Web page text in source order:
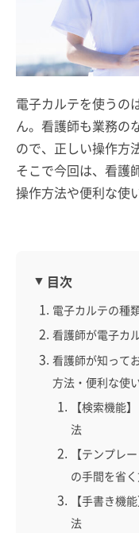
電子カルテを使うの
ん。看護師も業務の
ので、正しい操作方
そこで今回は、看護
操作方法や便利な使
目次
電子カルテの種
看護師が電子カ
看護師が知って
方法・便利な使
【検索機能
法
【テンプレ
の手間を省
【手書き機
法